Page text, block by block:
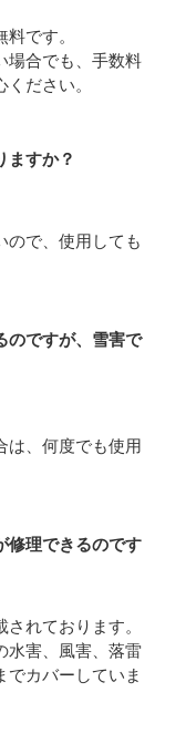
です。
場合でも、手数料
ださい。
ますか？
ので、使用しても
のですが、雪害で
は、何度でも使用
修理できるのです
れております。
水害、風害、落雷
でカバーしていま